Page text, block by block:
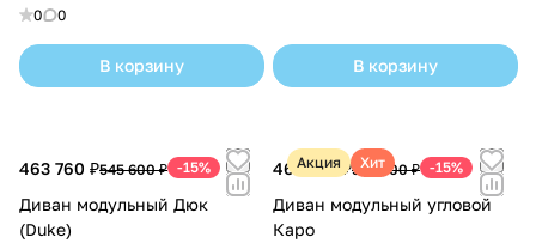
0 0
В корзину В корзину
463 760 ₽545 600 ₽ -15%
Диван модульный Дюк
(Duke)
Акция Хит
467 160 ₽549 600 ₽ -15%
Диван модульный угловой
Каро